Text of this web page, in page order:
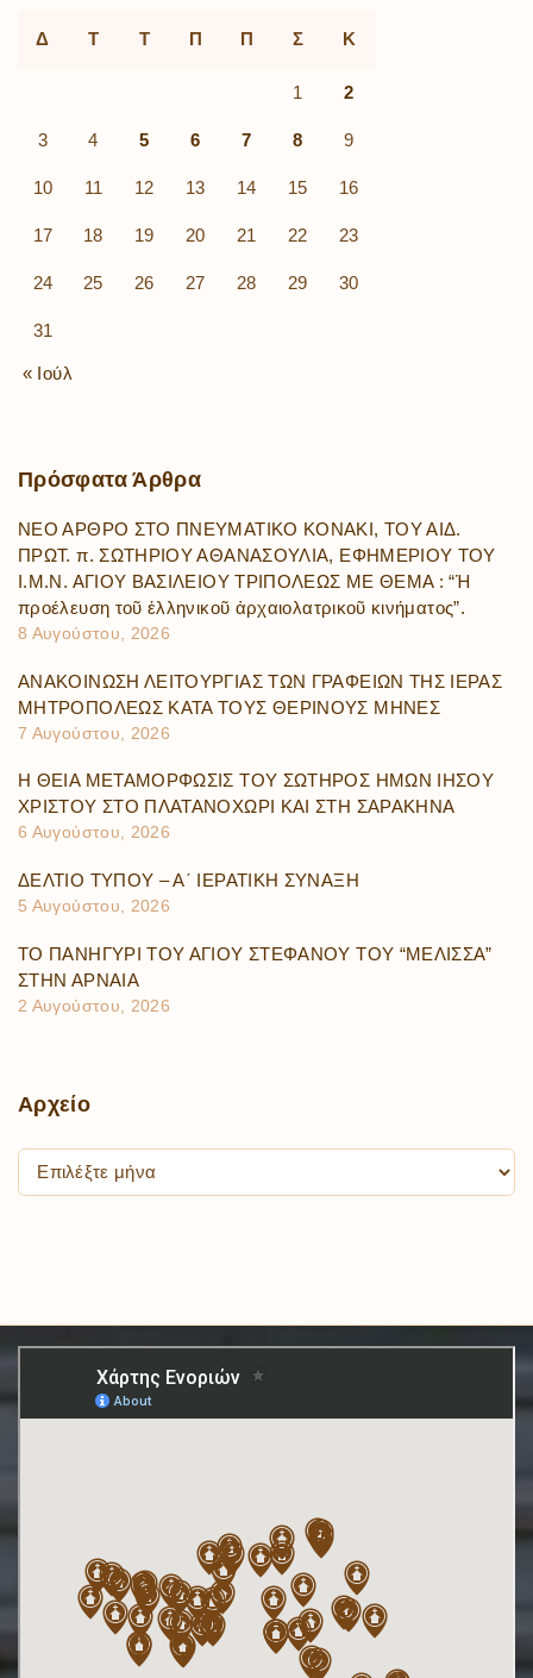
Δ Τ Τ Π Π Σ Κ
1 2
3 4 5 6 7 8 9
10 11 12 13 14 15 16
17 18 19 20 21 22 23
24 25 26 27 28 29 30
31
« Ιούλ
Πρόσφατα Άρθρα
ΝΕΟ ΑΡΘΡΟ ΣΤΟ ΠΝΕΥΜΑΤΙΚΟ ΚΟΝΑΚΙ, ΤΟΥ ΑΙΔ.
ΠΡΩΤ. π. ΣΩΤΗΡΙΟΥ ΑΘΑΝΑΣΟΥΛΙΑ, ΕΦΗΜΕΡΙΟΥ ΤΟΥ
Ι.Μ.Ν. ΑΓΙΟΥ ΒΑΣΙΛΕΙΟΥ ΤΡΙΠΟΛΕΩΣ ΜΕ ΘΕΜΑ : “Ἡ
προέλευση τοῦ ἑλληνικοῦ ἀρχαιολατρικοῦ κινήματος”.
8 Αυγούστου, 2026
ΑΝΑΚΟΙΝΩΣΗ ΛΕΙΤΟΥΡΓΙΑΣ ΤΩΝ ΓΡΑΦΕΙΩΝ ΤΗΣ ΙΕΡΑΣ
ΜΗΤΡΟΠΟΛΕΩΣ ΚΑΤΑ ΤΟΥΣ ΘΕΡΙΝΟΥΣ ΜΗΝΕΣ
7 Αυγούστου, 2026
Η ΘΕΙΑ ΜΕΤΑΜΟΡΦΩΣΙΣ ΤΟΥ ΣΩΤΗΡΟΣ ΗΜΩΝ ΙΗΣΟΥ
ΧΡΙΣΤΟΥ ΣΤΟ ΠΛΑΤΑΝΟΧΩΡΙ ΚΑΙ ΣΤΗ ΣΑΡΑΚΗΝΑ
6 Αυγούστου, 2026
ΔΕΛΤΙΟ ΤΥΠΟΥ – Α΄ ΙΕΡΑΤΙΚΗ ΣΥΝΑΞΗ
5 Αυγούστου, 2026
ΤΟ ΠΑΝΗΓΥΡΙ ΤΟΥ ΑΓΙΟΥ ΣΤΕΦΑΝΟΥ ΤΟΥ “ΜΕΛΙΣΣΑ”
ΣΤΗΝ ΑΡΝΑΙΑ
2 Αυγούστου, 2026
Αρχείο